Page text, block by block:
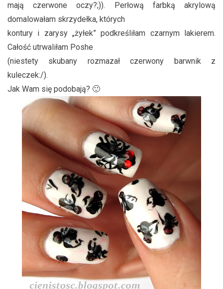
mają czerwone oczy?;)). Perłową farbką akrylową
domalowałam skrzydełka, których
kontury i zarysy „żyłek” podkreśliłam czarnym lakierem.
Całość utrwaliłam Poshe
(niestety skubany rozmazał czerwony barwnik z
kuleczek:/).
Jak Wam się podobają? 🙂